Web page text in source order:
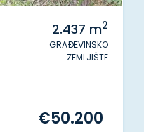
2.437 m2
GRAĐEVINSKO
ZEMLJIŠTE
€50.200